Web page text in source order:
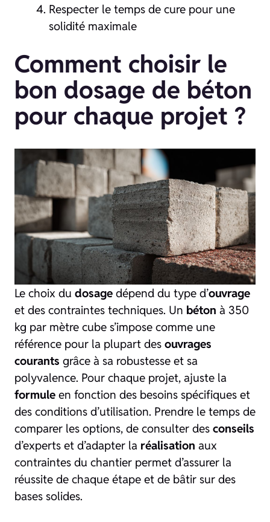
Respecter le temps de cure pour une
solidité maximale
Comment choisir le
bon dosage de béton
pour chaque projet ?
Le choix du dosage dépend du type d’ouvrage
et des contraintes techniques. Un béton à 350
kg par mètre cube s’impose comme une
référence pour la plupart des ouvrages
courants grâce à sa robustesse et sa
polyvalence. Pour chaque projet, ajuste la
formule en fonction des besoins spécifiques et
des conditions d’utilisation. Prendre le temps de
comparer les options, de consulter des conseils
d’experts et d’adapter la réalisation aux
contraintes du chantier permet d’assurer la
réussite de chaque étape et de bâtir sur des
bases solides.